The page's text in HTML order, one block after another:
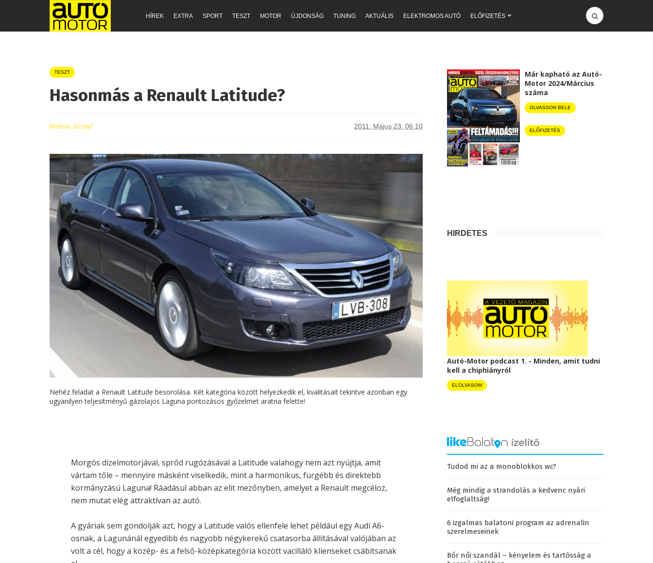
HÍREK EXTRA SPORT TESZT MOTOR ÚJDONSÁG TUNING AKTUÁLIS ELEKTROMOS AUTÓ ELŐFIZETÉS
TESZT
Hasonmás a Renault Latitude?
Molnár József 2011. Május 23. 06:10
Nehéz feladat a Renault Latitude besorolása. Két kategória között helyezkedik el, kvalitásait tekintve azonban egy
ugyanilyen teljesítményű gázolajos Laguna pontozásos győzelmet aratna felette!
Morgós dízelmotorjával, sprőd rugózásával a Latitude valahogy nem azt nyújtja, amit
vártam tőle – mennyire másként viselkedik, mint a harmonikus, fürgébb és direktebb
kormányzású Laguna! Ráadásul abban az elit mezőnyben, amelyet a Renault megcéloz,
nem mutat elég attraktívan az autó.
A gyáriak sem gondolják azt, hogy a Latitude valós ellenfele lehet például egy Audi A6-
osnak, a Lagunánál egyedibb és nagyobb négykerekű csatasorba állításával valójában az
volt a cél, hogy a közép- és a felső-középkategória között vacilláló klienseket csábítsanak
Már kapható az Autó-
Motor 2024/Március
száma
OLVASSON BELE
ELŐFIZETÉS
HIRDETÉS
Autó-Motor podcast 1. - Minden, amit tudni
kell a chiphiányról
ELOLVASOM
Tudod mi az a monoblokkos wc?
Még mindig a strandolás a kedvenc nyári
elfoglaltság!
6 izgalmas balatoni program az adrenalin
szerelmeseinek
Bőr női szandál – kényelem és tartósság a